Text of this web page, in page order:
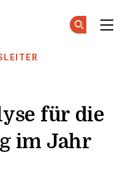
für die
im Jahr